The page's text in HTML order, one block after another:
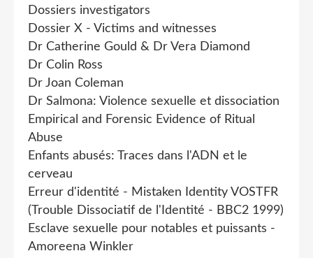
Dossiers investigators
Dossier X - Victims and witnesses
Dr Catherine Gould & Dr Vera Diamond
Dr Colin Ross
Dr Joan Coleman
Dr Salmona: Violence sexuelle et dissociation
Empirical and Forensic Evidence of Ritual
Abuse
Enfants abusés: Traces dans l'ADN et le
cerveau
Erreur d'identité - Mistaken Identity VOSTFR
(Trouble Dissociatif de l'Identité - BBC2 1999)
Esclave sexuelle pour notables et puissants -
Amoreena Winkler